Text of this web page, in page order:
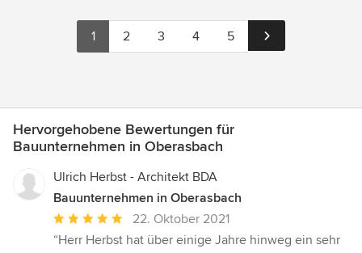
1 2 3 4 5
Hervorgehobene Bewertungen für
Bauunternehmen in Oberasbach
Ulrich Herbst - Architekt BDA
Bauunternehmen in Oberasbach
Durchschnittliche
Bewertung:
22. Oktober 2021
“Herr Herbst hat über einige Jahre hinweg ein sehr